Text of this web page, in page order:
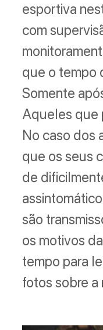
esportiva
com
que o tempo
Somente
Aqueles que
No caso dos
que os seus
de
são
os motivos
tempo para
fotos sobre a